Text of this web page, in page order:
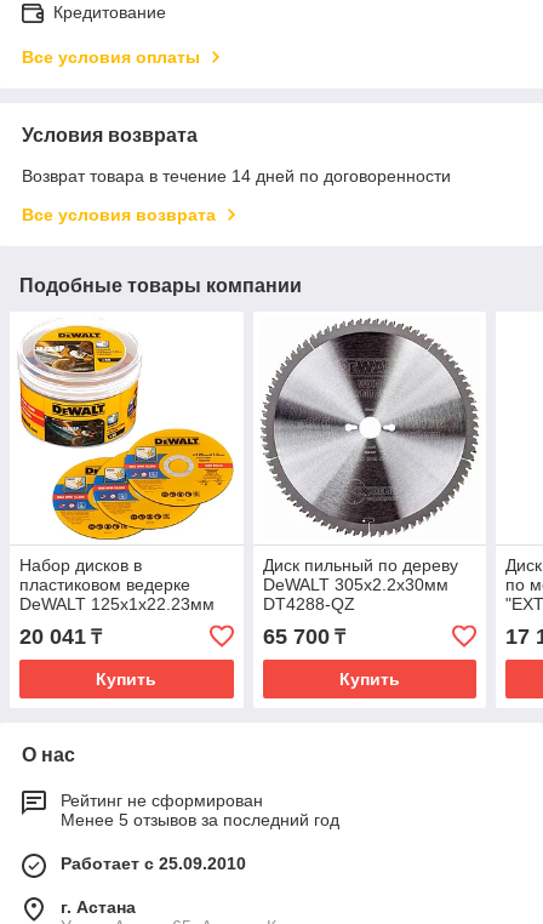
Кредитование
Все условия оплаты
Условия возврата
Возврат товара в течение 14 дней по договоренности
Все условия возврата
Подобные товары компании
Набор дисков в
пластиковом ведерке
DeWALT 125х1х22.23мм
50шт. DT20598-QZ
20 041 ₸
Купить
Диск пильный по дереву
DeWALT 305х2.2х30мм
DT4288-QZ
65 700₸
Купить
по
17
О нас
Рейтинг не сформирован
Менее 5 отзывов за последний год
Работает с 25.09.2010
г. Астана